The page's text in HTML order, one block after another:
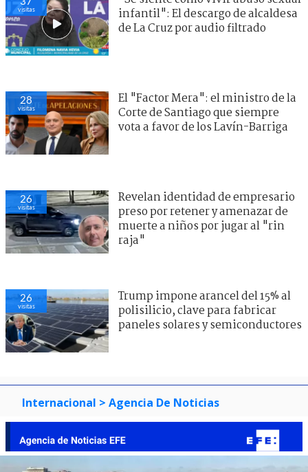
visitas
infantil": El descargo de alcaldesa
de La Cruz por audio filtrado
28
visitas
El "Factor Mera": el ministro de la
Corte de Santiago que siempre
vota a favor de los Lavín-Barriga
26
visitas
Revelan identidad de empresario
preso por retener y amenazar de
muerte a niños por jugar al "rin
raja"
26
visitas
Trump impone arancel del 15% al
polisilicio, clave para fabricar
paneles solares y semiconductores
Internacional > Agencia De Noticias